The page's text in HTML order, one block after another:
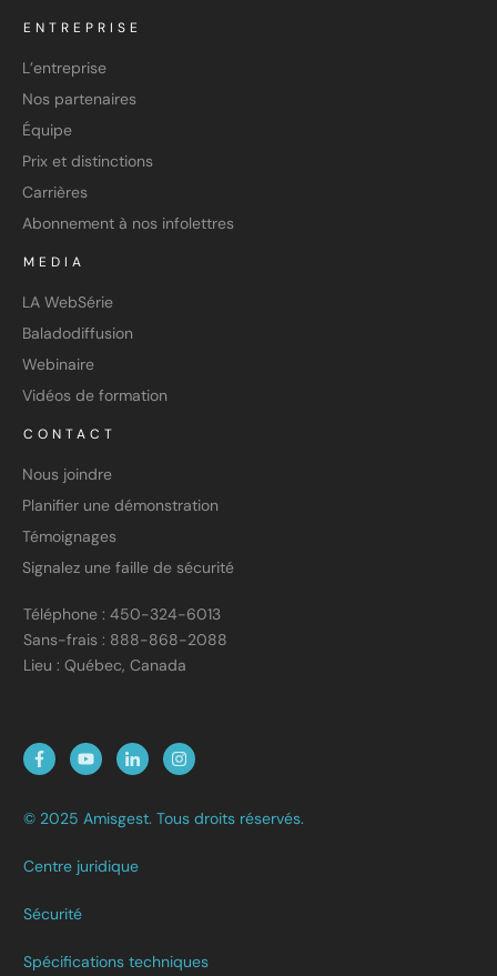
ENTREPRISE
L’entreprise
Nos partenaires
Équipe
Prix et distinctions
Carrières
Abonnement à nos infolettres
MEDIA
LA WebSérie
Baladodiffusion
Webinaire
Vidéos de formation
CONTACT
Nous joindre
Planifier une démonstration
Témoignages
Signalez une faille de sécurité
Téléphone : 450-324-6013
Sans-frais : 888-868-2088
Lieu : Québec, Canada
© 2025 Amisgest. Tous droits réservés.
Centre juridique
Sécurité
Spécifications techniques